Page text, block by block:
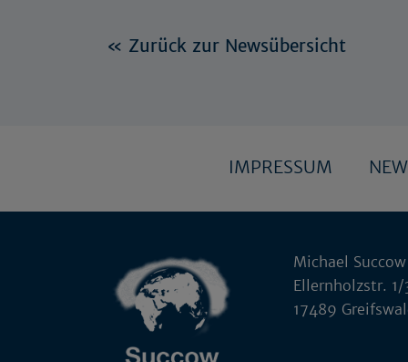
« Zurück zur Newsübersicht
IMPRESSUM
Michael
Ellernholzstr. 1/
17489